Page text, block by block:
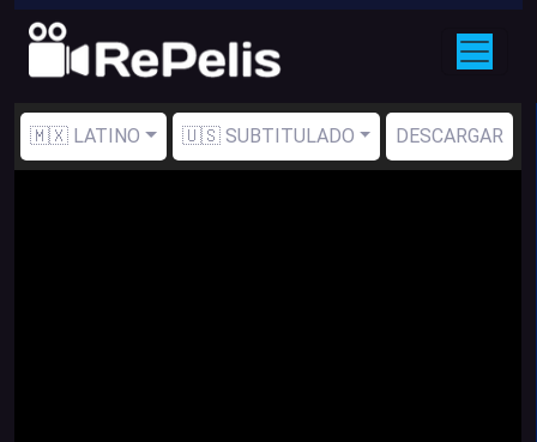
🇲🇽 LATINO 🇺🇸 SUBTITULADO DESCARGAR